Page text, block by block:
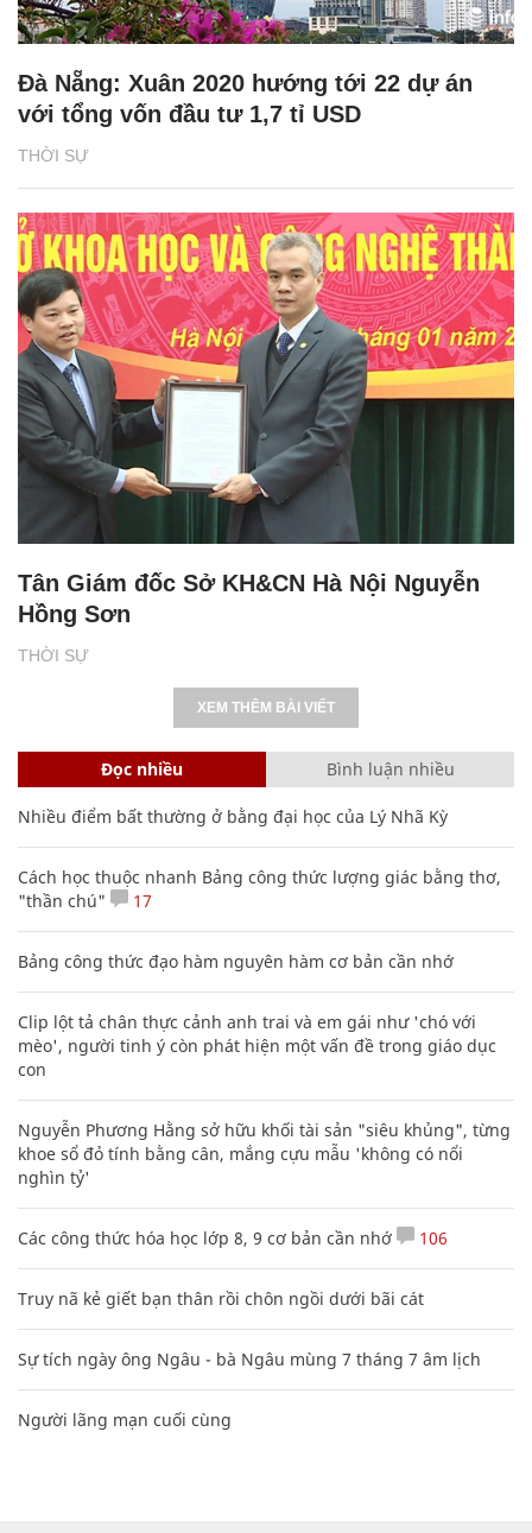
THỜI SỰ
Đà Nẵng: Xuân 2020 hướng tới 22 dự án
với tổng vốn đầu tư 1,7 tỉ USD
THỜI SỰ
Tân Giám đốc Sở KH&CN Hà Nội Nguyễn
Hồng Sơn
XEM THÊM BÀI VIẾT
Đọc nhiều Bình luận nhiều
Nhiều điểm bất thường ở bằng đại học của Lý Nhã Kỳ
Cách học thuộc nhanh Bảng công thức lượng giác bằng thơ,
"thần chú"
17
Bảng công thức đạo hàm nguyên hàm cơ bản cần nhớ
Clip lột tả chân thực cảnh anh trai và em gái như 'chó với
mèo', người tinh ý còn phát hiện một vấn đề trong giáo dục
con
Nguyễn Phương Hằng sở hữu khối tài sản "siêu khủng", từng
khoe sổ đỏ tính bằng cân, mắng cựu mẫu 'không có nổi
nghìn tỷ'
Các công thức hóa học lớp 8, 9 cơ bản cần nhớ 106
Truy nã kẻ giết bạn thân rồi chôn ngồi dưới bãi cát
Sự tích ngày ông Ngâu - bà Ngâu mùng 7 tháng 7 âm lịch
Người lãng mạn cuối cùng